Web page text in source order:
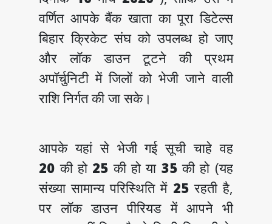
वर्णित आपके बैंक खाता का पूरा डिटेल्स
बिहार क्रिकेट संघ को उपलब्ध हो जाए
और लॉक डाउन टूटने की प्रथम
अपॉर्चुनिटी में जिलों को भेजी जाने वाली
राशि निर्गत की जा सके।
आपके यहां से भेजी गई सूची चाहे वह
20 की हो 25की हो या 35की हो (यह
संख्या सामान्य परिस्थिति में 25रहती है,
पर लॉक डाउन पीरियड में आपने भी